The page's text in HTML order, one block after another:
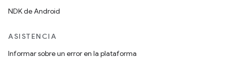
NDK de Android
ASISTENCIA
Informar sobre un error en la plataforma